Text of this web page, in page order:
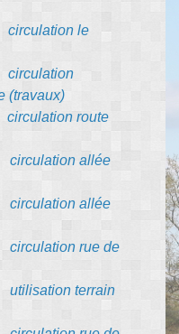
circulation le
circulation
(travaux)
circulation route
circulation allée
circulation allée
circulation rue de
utilisation terrain